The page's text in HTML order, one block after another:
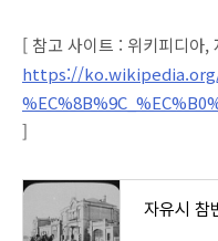
[ 참고 사이트 : 위키피디아,
https://ko.wikipedia.org/
]